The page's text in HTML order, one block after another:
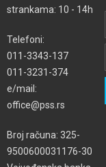
strankama: 10 - 14h
Telefoni:
011-3343-137
011-3231-374
e/mail:
office@pss.rs
Broj računa: 325-
9500600031176-30